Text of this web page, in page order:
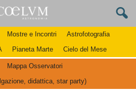
Mostre e Incontri
Astrofotografia
Pianeta Marte Cielo del Mese
Mappa Osservatori
didattica, star party)